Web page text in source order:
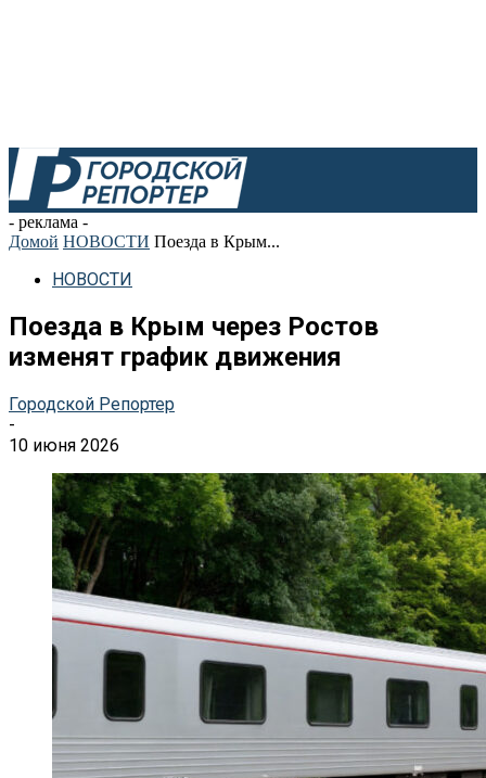
- реклама -
Домой НОВОСТИ Поезда в Крым...
НОВОСТИ
Поезда в Крым через Ростов
изменят график движения
Городской Репортер
-
10 июня 2026